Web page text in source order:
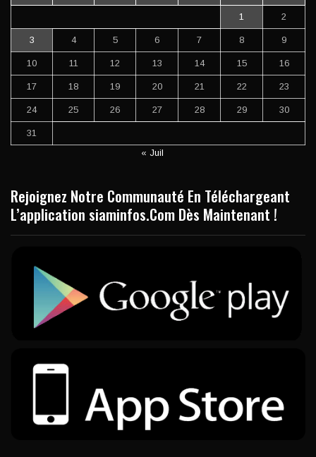
1 2
3 4 5 6 7 8 9
10 11 12 13 14 15 16
17 18 19 20 21 22 23
24 25 26 27 28 29 30
31
« Juil
Rejoignez Notre Communauté En Téléchargeant
L’application siaminfos.Com Dès Maintenant !